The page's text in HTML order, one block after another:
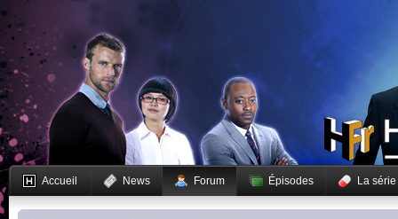
Accueil News Forum Épisodes La série